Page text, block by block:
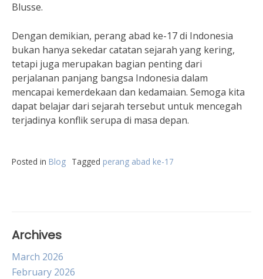
Blusse.
Dengan demikian, perang abad ke-17 di Indonesia
bukan hanya sekedar catatan sejarah yang kering,
tetapi juga merupakan bagian penting dari
perjalanan panjang bangsa Indonesia dalam
mencapai kemerdekaan dan kedamaian. Semoga kita
dapat belajar dari sejarah tersebut untuk mencegah
terjadinya konflik serupa di masa depan.
Posted in Blog Tagged perang abad ke-17
Archives
March 2026
February 2026